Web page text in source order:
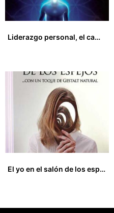
Liderazgo personal, el camino hacia el éxito. Claves para desarrollar tu poder interior
El yo en el salón de los espejos, con un toque de Gestalt natural BN